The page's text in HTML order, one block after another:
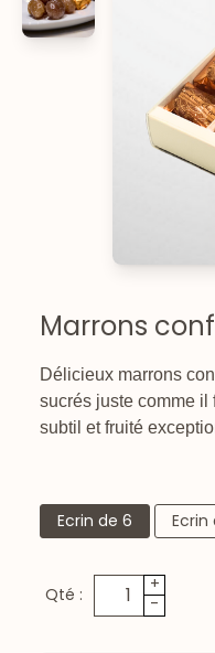
Marrons
Délicieux marrons
sucrés juste comme il
subtil et fruité
Ecrin de 6 Ecrin
Qté :
+
-